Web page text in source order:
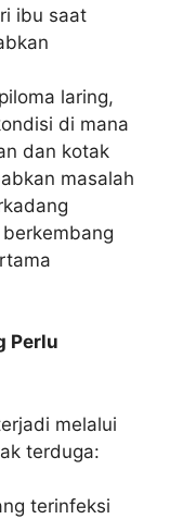
ibu saat
laring,
di mana
dan kotak
masalah
Perlu
melalui
terduga:
terinfeksi